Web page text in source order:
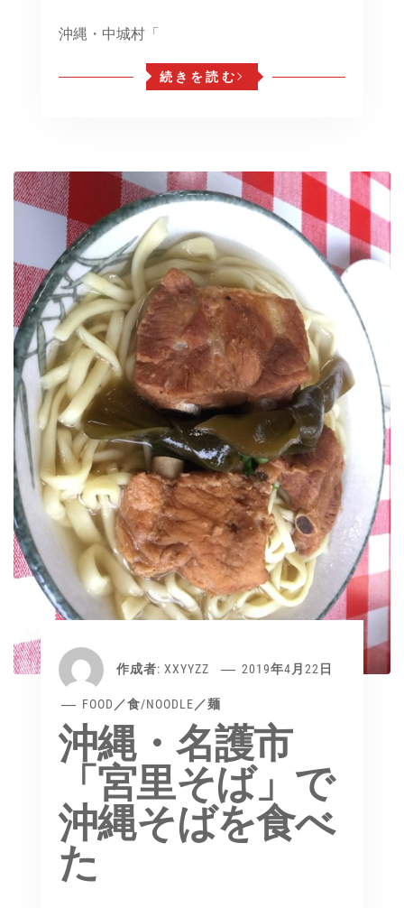
沖縄・中城村「
続きを読む
作成者: XXYYZZ 2019年4月22日
FOOD／食/NOODLE／麺
沖縄・名護市
「宮里そば」で
沖縄そばを食べ
た